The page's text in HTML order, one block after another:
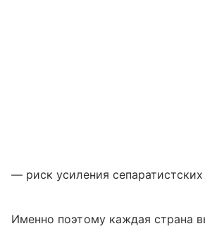
— риск усиления
Именно поэтому каждая страна